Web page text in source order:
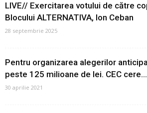
LIVE// Exercitarea votului de către
Blocului ALTERNATIVA, Ion Ceban
28 septembrie 2025
Pentru organizarea alegerilor
peste 125 milioane de lei. CEC cere...
30 aprilie 2021